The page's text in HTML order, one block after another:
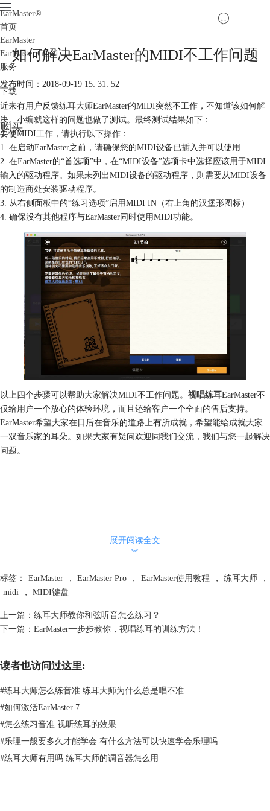
EarMaster®
首页
EarMaster
EarMaster Cloud
服务
下载
购买
如何解决EarMaster的MIDI不工作问题
发布时间：2018-09-19 15: 31: 52
近来有用户反馈练耳大师EarMaster的MIDI突然不工作，不知道该如何解
决。小编就这样的问题也做了测试。最终测试结果如下：
要使MIDI工作，请执行以下操作：
1. 在启动EarMaster之前，请确保您的MIDI设备已插入并可以使用
2. 在EarMaster的“首选项”中，在“MIDI设备”选项卡中选择应该用于MIDI
输入的驱动程序。如果未列出MIDI设备的驱动程序，则需要从MIDI设备
的制造商处安装驱动程序。
3. 从右侧面板中的“练习选项”启用MIDI IN（右上角的汉堡形图标）
4. 确保没有其他程序与EarMaster同时使用MIDI功能。
以上四个步骤可以帮助大家解决MIDI不工作问题。 视唱练耳EarMaster不
仅给用户一个放心的体验环境，而且还给客户一个全面的售后支持。
EarMaster希望大家在日后在音乐的道路上有所成就，希望能给成就大家
一双音乐家的耳朵。如果大家有疑问欢迎同我们交流，我们与您一起解决
问题。
展开阅读全文
︾
标签： EarMaster ， EarMaster Pro ， EarMaster使用教程 ， 练耳大师
，
midi
， MIDI键盘
上一篇： 练耳大师教你和弦听音怎么练习？
下一篇： EarMaster一步步教你，视唱练耳的训练方法！
读者也访问过这里:
#练耳大师怎么练音准 练耳大师为什么总是唱不准
#如何激活EarMaster 7
#怎么练习音准 视听练耳的效果
#乐理一般要多久才能学会 有什么方法可以快速学会乐理吗
#练耳大师有用吗 练耳大师的调音器怎么用